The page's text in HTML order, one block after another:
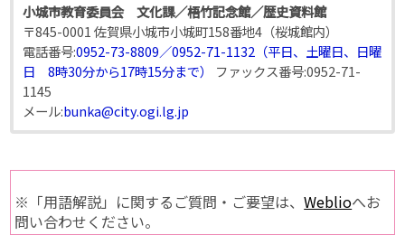
小城市教育委員会 文化課／梧竹記念館／歴史資料館
〒845-0001 佐賀県小城市小城町158番地4（桜城館内）
電話番号:0952-73-8809／0952-71-1132（平日、土曜日、日曜
日 8時30分から17時15分まで）
ファックス番号:0952-71-
1145
メール:bunka@city.ogi.lg.jp
※「用語解説」に関するご質問・ご要望は、Weblioへお
問い合わせください。